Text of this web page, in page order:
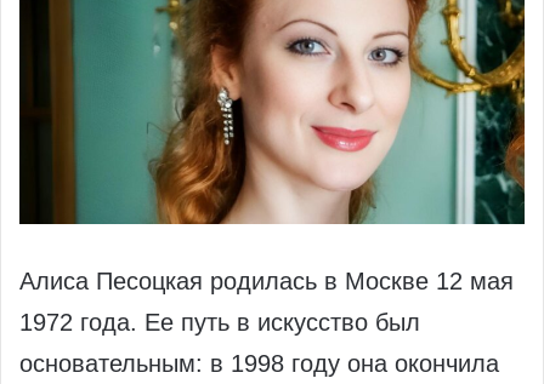
Алиса Песоцкая родилась в Москве 12 мая
1972 года. Ее путь в искусство был
основательным: в 1998 году она окончила